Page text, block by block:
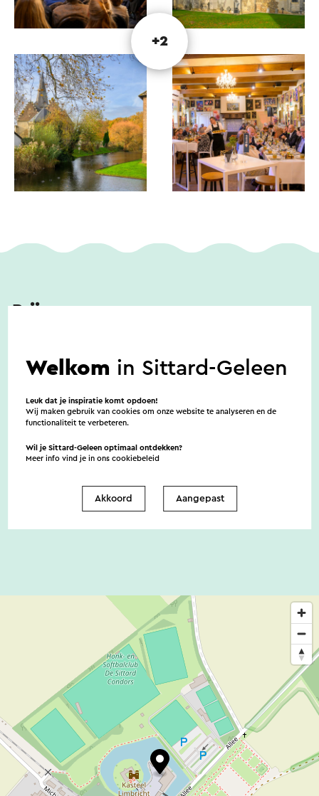
+2
Prijs
€ 39,50 per persoon, inclusief concert en lunch.
Data
Welkom in Sittard-Geleen
Leuk dat je inspiratie komt opdoen!
Wij maken gebruik van cookies om onze website te analyseren en de
functionaliteit te verbeteren.
Wil je Sittard-Geleen optimaal ontdekken?
Meer info vind je in onscookiebeleid
Akkoord Aangepast